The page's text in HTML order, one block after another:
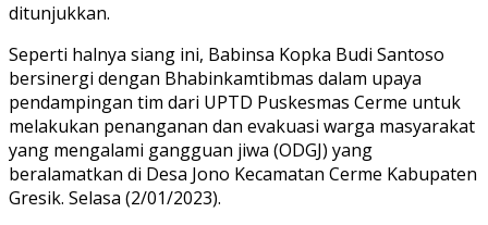
ditunjukkan.
Seperti halnya siang ini, Babinsa Kopka Budi Santoso
bersinergi dengan Bhabinkamtibmas dalam upaya
pendampingan tim dari UPTD Puskesmas Cerme untuk
melakukan penanganan dan evakuasi warga masyarakat
yang mengalami gangguan jiwa (ODGJ) yang
beralamatkan di Desa Jono Kecamatan Cerme Kabupaten
Gresik. Selasa (2/01/2023).